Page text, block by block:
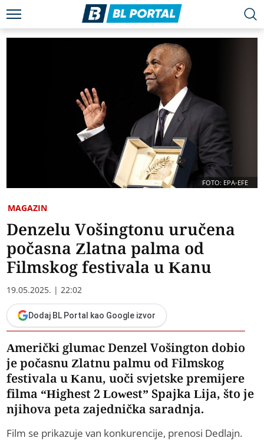
FOTO: EPA-EFE
MAGAZIN
Denzelu Vošingtonu uručena
počasna Zlatna palma od
Filmskog festivala u Kanu
19.05.2025. | 22:02
Dodaj BL Portal kao Google izvor
Američki glumac Denzel Vošington dobio
je počasnu Zlatnu palmu od Filmskog
festivala u Kanu, uoči svjetske premijere
filma “Highest 2 Lowest” Spajka Lija, što je
njihova peta zajednička saradnja.
Film se prikazuje van konkurencije, prenosi Dedlajn.